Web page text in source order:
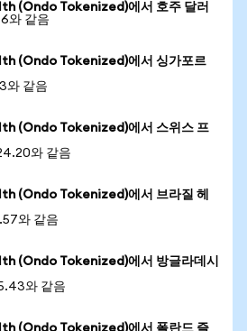
(Ondo Tokenized)에서 호주 달러
와 같음
(Ondo Tokenized)에서 싱가포르
와 같음
(Ondo Tokenized)에서 스위스 프
와 같음
(Ondo Tokenized)에서 브라질 헤
와 같음
(Ondo Tokenized)에서 방글라데시
와 같음
(Ondo Tokenized)에서 폴란드 즐